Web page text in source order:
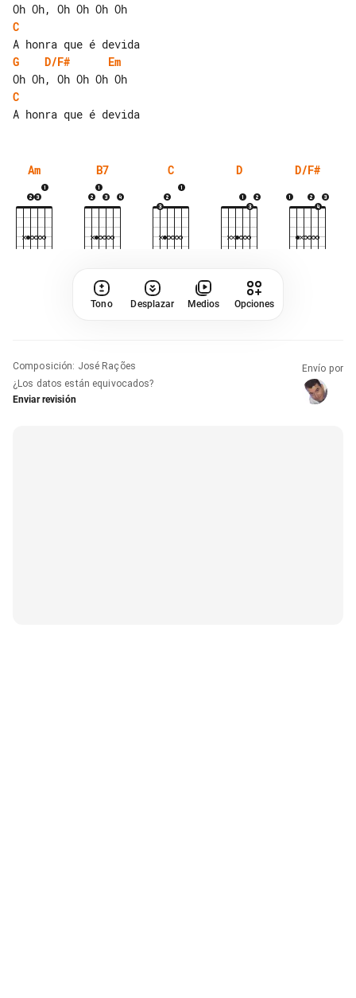
C
G
D/F#
Em
C
Am B7 C D D/F#
Tono Desplazar Medios Opciones
Composición: José Rações
¿Los datos están equivocados?
Enviar revisión
Envío por